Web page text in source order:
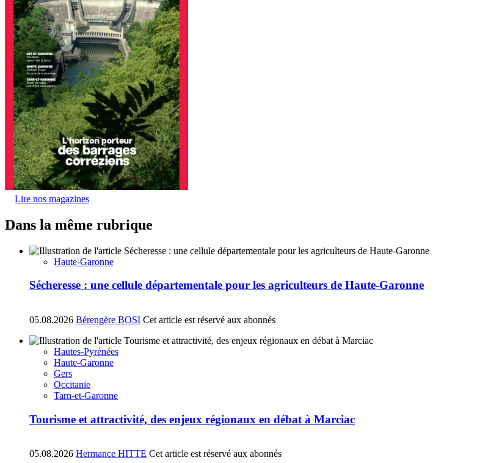
Lire nos magazines
Dans la même rubrique
Haute-Garonne
Sécheresse : une cellule départementale pour les agriculteurs de Haute-Garonne
05.08.2026 Bérengère BOSI Cet article est réservé aux abonnés
Hautes-Pyrénées
Haute-Garonne
Gers
Occitanie
Tarn-et-Garonne
Tourisme et attractivité, des enjeux régionaux en débat à Marciac
05.08.2026 Hermance HITTE Cet article est réservé aux abonnés